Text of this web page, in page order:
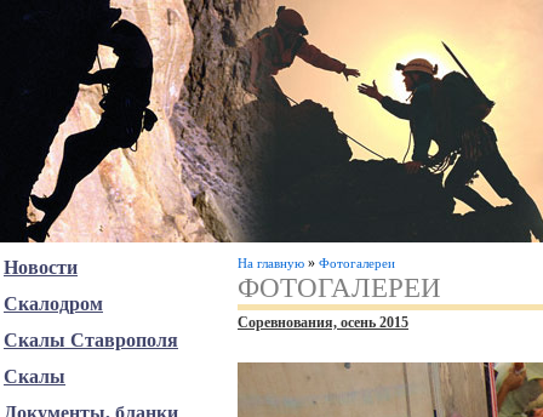
На главную » Фотогалереи
ФОТОГАЛЕРЕИ
Соревнования, осень 2015
Новости
Скалодром
Скалы Ставрополя
Скалы
Документы, бланки